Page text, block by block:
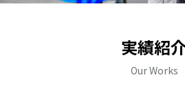
実績紹
Our Works